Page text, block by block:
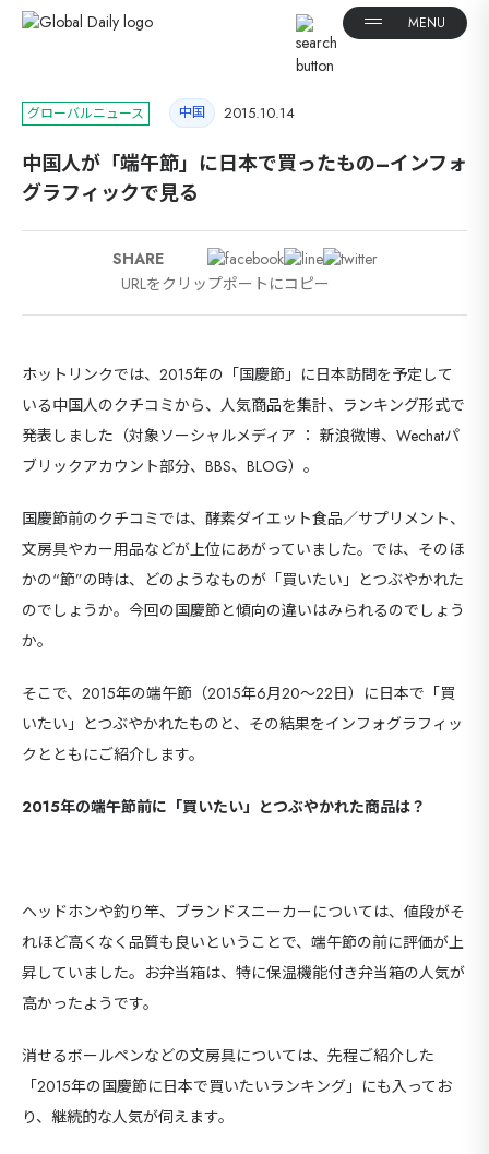
グローバルニュース 中国 2015.10.14
中国人が「端午節」に日本で買ったもの–インフォ
グラフィックで見る
SHARE
URLをクリップポートにコピー
ホットリンクでは、2015年の「国慶節」に日本訪問を予定して
いる中国人のクチコミから、人気商品を集計、ランキング形式で
発表しました（対象ソーシャルメディア ： 新浪微博、Wechatパ
ブリックアカウント部分、BBS、BLOG）。
国慶節前のクチコミでは、酵素ダイエット食品／サプリメント、
文房具やカー用品などが上位にあがっていました。では、そのほ
かの“節”の時は、どのようなものが「買いたい」とつぶやかれた
のでしょうか。今回の国慶節と傾向の違いはみられるのでしょう
か。
そこで、2015年の端午節（2015年6月20～22日）に日本で「買
いたい」とつぶやかれたものと、その結果をインフォグラフィッ
クとともにご紹介します。
2015年の端午節前に「買いたい」とつぶやかれた商品は？
ヘッドホンや釣り竿、ブランドスニーカーについては、値段がそ
れほど高くなく品質も良いということで、端午節の前に評価が上
昇していました。お弁当箱は、特に保温機能付き弁当箱の人気が
高かったようです。
消せるボールペンなどの文房具については、先程ご紹介した
「2015年の国慶節に日本で買いたいランキング」にも入ってお
り、継続的な人気が伺えます。